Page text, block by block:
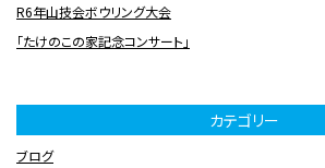
R6年山技会ボウリング大会
「たけのこの家記念コンサート」
カテゴリー
ブログ